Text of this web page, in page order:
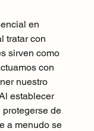
en
tratar con
sirven como
con
nuestro
establecer
de
a menudo se